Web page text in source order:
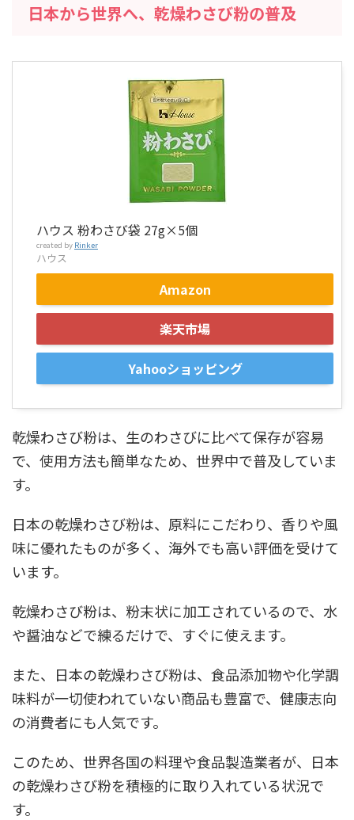
日本から世界へ、乾燥わさび粉の普及
ハウス 粉わさび袋 27g×5個
created by Rinker
ハウス
Amazon
楽天市場
Yahooショッピング
乾燥わさび粉は、生のわさびに比べて保存が容易
で、使用方法も簡単なため、世界中で普及していま
す。
日本の乾燥わさび粉は、原料にこだわり、香りや風
味に優れたものが多く、海外でも高い評価を受けて
います。
乾燥わさび粉は、粉末状に加工されているので、水
や醤油などで練るだけで、すぐに使えます。
また、日本の乾燥わさび粉は、食品添加物や化学調
味料が一切使われていない商品も豊富で、健康志向
の消費者にも人気です。
このため、世界各国の料理や食品製造業者が、日本
の乾燥わさび粉を積極的に取り入れている状況で
す。